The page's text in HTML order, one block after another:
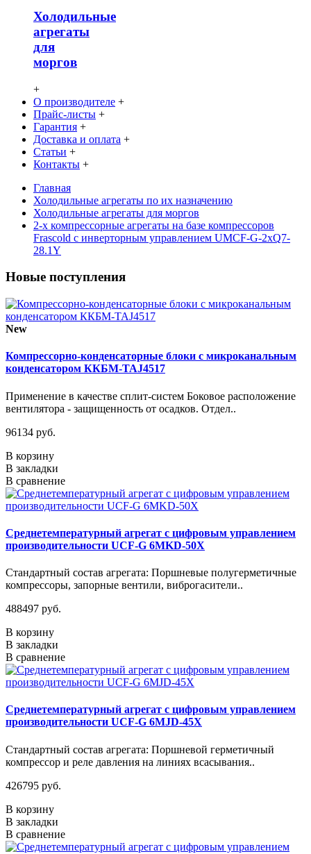
Холодильные
агрегаты
для
моргов
+
О производителе +
Прайс-листы +
Гарантия +
Доставка и оплата +
Статьи +
Контакты +
Главная
Холодильные агрегаты по их назначению
Холодильные агрегаты для моргов
2-х компрессорные агрегаты на базе компрессоров
Frascold с инверторным управлением UMCF-G-2xQ7-
28.1Y
Новые поступления
New
Компрессорно-конденсаторные блоки с микроканальным
конденсатором ККБМ-TAJ4517
Применение в качестве сплит-систем Боковое расположение
вентилятора - защищенность от осадков. Отдел..
96134 руб.
В корзину
В закладки
В сравнение
Среднетемпературный агрегат с цифровым управлением
производительности UCF-G 6MKD-50X
Стандартный состав агрегата: Поршневые полугерметичные
компрессоры, запорные вентили, виброгасители..
488497 руб.
В корзину
В закладки
В сравнение
Среднетемпературный агрегат с цифровым управлением
производительности UCF-G 6MJD-45X
Стандартный состав агрегата: Поршневой герметичный
компрессор и реле давления на линиях всасывания..
426795 руб.
В корзину
В закладки
В сравнение